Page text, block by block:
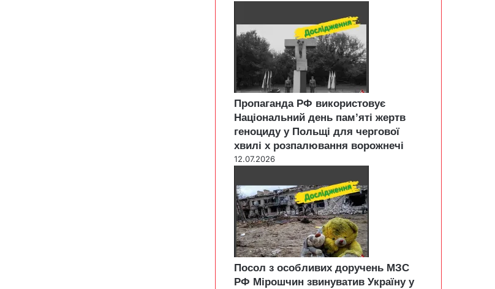
Пропаганда РФ використовує
Національний день пам’яті жертв
геноциду у Польщі для чергової
хвилі х розпалювання ворожнечі
12.07.2026
Посол з особливих доручень МЗС
РФ Мірошчин звинуватив Україну у